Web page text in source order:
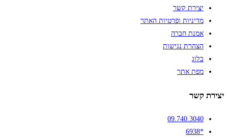
יצירת קשר
מדיניות ופרטיות האתר
אמנת חברה
הצהרת נגישות
בלוג
מפת אתר
יצירת קשר
09.740.3040
*6938